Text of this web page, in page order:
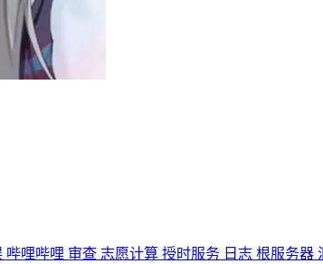
哔哩哔哩 审查 志愿计算 授时服务 日志 根服务器